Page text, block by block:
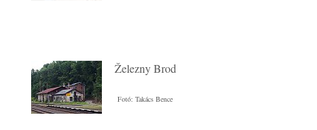
Železny Brod
Fotó: Takács Bence